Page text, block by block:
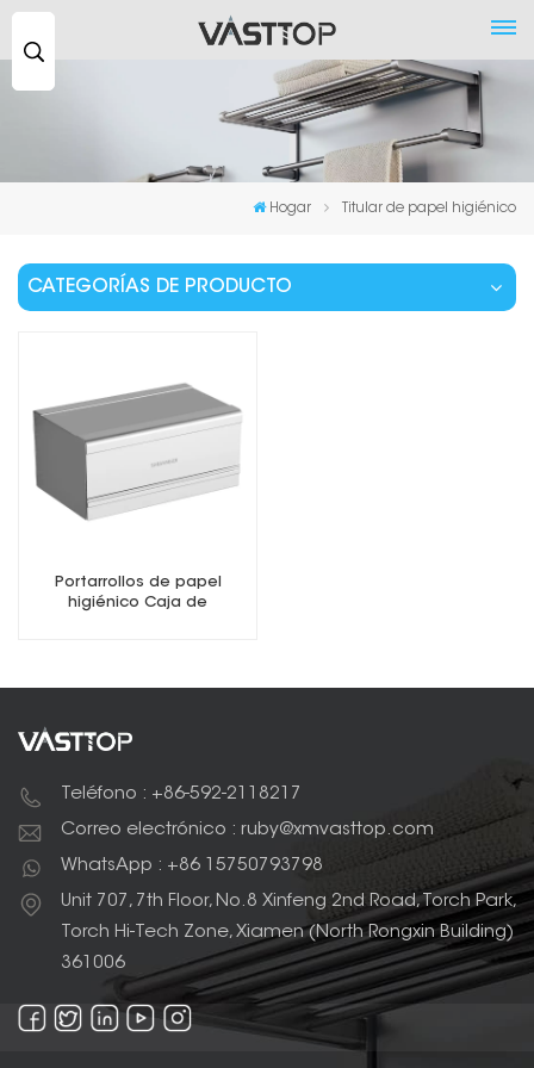
Hogar Titular de papel higiénico
CATEGORÍAS DE PRODUCTO
Portarrollos de papel
higiénico Caja de
Teléfono : +86-592-2118217
Correo electrónico : ruby@xmvasttop.com
WhatsApp : +86 15750793798
Unit 707, 7th Floor, No.8 Xinfeng 2nd Road, Torch Park,
Torch Hi-Tech Zone, Xiamen (North Rongxin Building)
361006